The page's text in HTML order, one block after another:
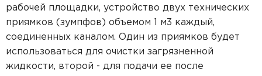
рабочей площадки, устройство двух технических
приямков (зумпфов) объемом 1 м3 каждый,
соединенных каналом. Один из приямков будет
использоваться для очистки загрязненной
жидкости, второй - для подачи ее после